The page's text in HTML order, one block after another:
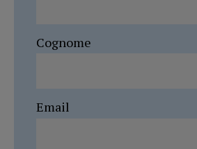
Cognome
Email